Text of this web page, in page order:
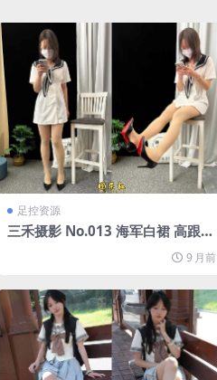
足控资源
三禾摄影 No.013 海军白裙 高跟[2
9 月前